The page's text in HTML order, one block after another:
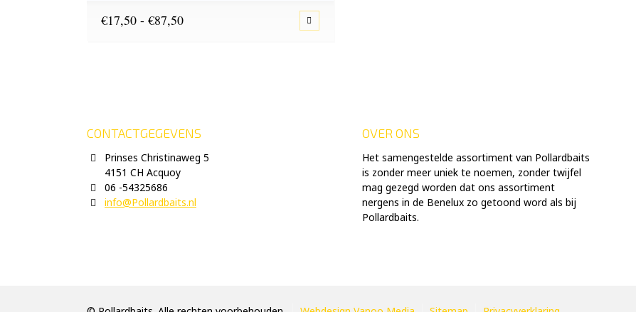
€17,50 - €87,50Prijsklasse:
CONTACTGEGEVENS
Prinses Christinaweg 5
4151 CH Acquoy
06 -54325686
info@Pollardbaits.nl
OVER ONS
Het samengestelde assortiment van Pollardbaits
is zonder meer uniek te noemen, zonder twijfel
mag gezegd worden dat ons assortiment
nergens in de Benelux zo getoond word als bij
Pollardbaits.